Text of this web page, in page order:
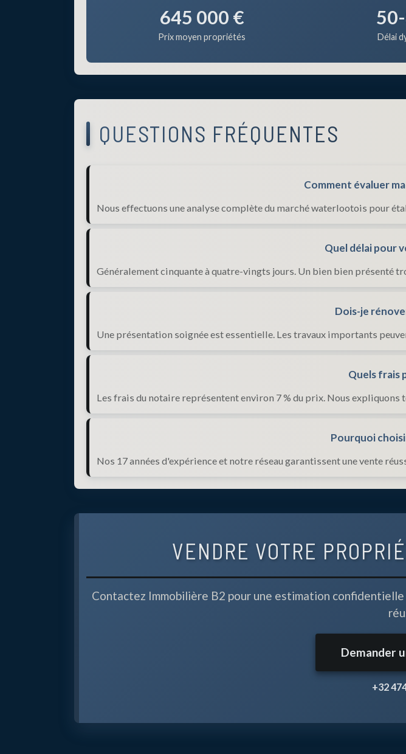
645 000 €
Prix moyen propriétés Délai
QUESTIONS FRÉQUENTES
Comment évaluer
Nous effectuons une analyse complète du marché waterlootois pour
Quel délai pour
Généralement cinquante à quatre-vingts jours. Un bien bien présenté
Dois-je
Une présentation soignée est essentielle. Les travaux importants
Quels frais
Les frais du notaire représentent environ 7 % du prix. Nous expliquons
Pourquoi
Nos 17 années d'expérience et notre réseau garantissent une vente
VENDRE VOTRE
Contactez Immobilière B2 pour une estimation
Demander
+32